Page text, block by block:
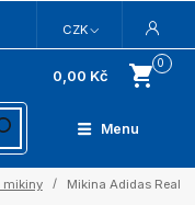
Menu
CZK
0
0,00 Kč
mikiny
Mikina Adidas Real